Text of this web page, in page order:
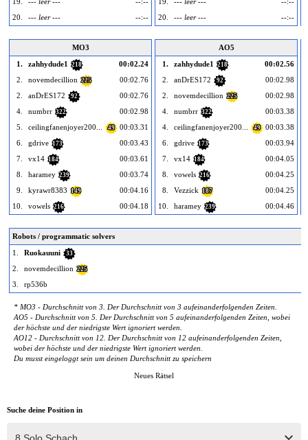
20.
--- leer --- --:--
20.
--- leer --- --:--
MO3
1.
zahhydude1 218
00:02.24
2.
novemdecillion 225
00:02.76
2.
anDrES172 92
00:02.76
4.
numbrr 322
00:02.98
5.
ceilingfanenjoyer200... 49
00:03.31
6.
gdrive 173
00:03.43
7.
vx14 184
00:03.61
8.
haramey 239
00:03.74
9.
kyrawr8383 149
00:04.16
10.
vowels 216 00:04.18
AO5
1.
zahhydude1 218
00:02.56
2.
anDrES172 92
00:02.98
2.
novemdecillion 225
00:02.98
4.
numbrr 322
00:03.38
4.
ceilingfanenjoyer200... 49
00:03.38
6.
gdrive 173
00:03.94
7.
vx14 184
00:04.05
8.
vowels 216
00:04.25
8.
Vezzick 187
00:04.25
10.
haramey 239 00:04.46
Robots / programmatic solvers
1.
Ruokauuni 33
2. novemdecillion 225
3. rp536b
* MO3 - Durchschnitt von 3. Der Durchschnitt von 3 aufeinanderfolgenden Zeiten.
AO5 - Durchschnitt von 5. Der Durchschnitt von 5 aufeinanderfolgenden Zeiten, wobei
der höchste und der niedrigste Wert ignoriert werden.
AO12 - Durchschnitt von 12. Der Durchschnitt von 12 aufeinanderfolgenden Zeiten,
wobei der höchste und der niedrigste Wert ignoriert werden.
Du musst eingeloggt sein um deinen Durchschnitt zu speichern
Neues Rätsel
Suche deine Position in